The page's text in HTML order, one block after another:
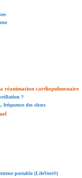
réanimation cardiopulmonaire
?
des chocs
portable (LifeVest®)